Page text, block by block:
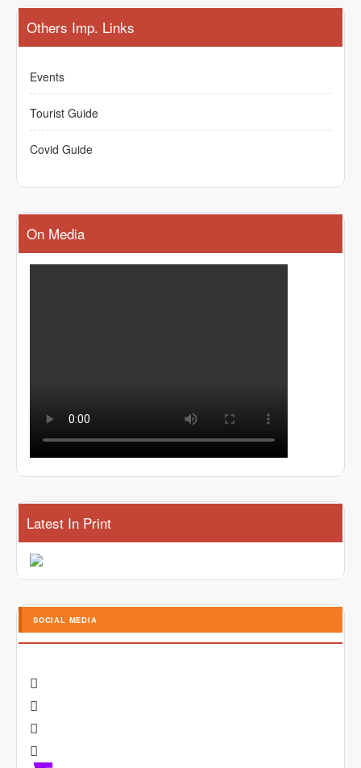
Others Imp. Links
Events
Tourist Guide
Covid Guide
On Media
Latest In Print
SOCIAL MEDIA